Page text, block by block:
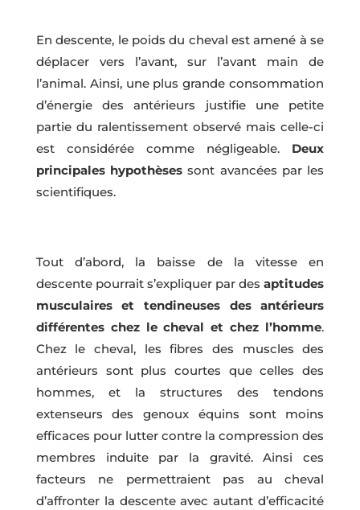
En descente, le poids du cheval est amené à se
déplacer vers l’avant, sur l’avant main de
l’animal. Ainsi, une plus grande consommation
d’énergie des antérieurs justifie une petite
partie du ralentissement observé mais celle-ci
est considérée comme négligeable. Deux
principales hypothèses sont avancées par les
scientifiques.
Tout d’abord, la baisse de la vitesse en
descente pourrait s’expliquer par desaptitudes
musculaires et tendineuses des antérieurs
différentes chez le cheval et chez l’homme.
Chez le cheval, les fibres des muscles des
antérieurs sont plus courtes que celles des
hommes, et la structures des tendons
extenseurs des genoux équins sont moins
efficaces pour lutter contre la compression des
membres induite par la gravité. Ainsi ces
facteurs ne permettraient pas au cheval
d’affronter la descente avec autant d’efficacité